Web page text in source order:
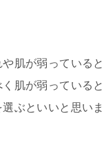
肌が弱っていると
肌が弱っていると
ぶといいと思いま